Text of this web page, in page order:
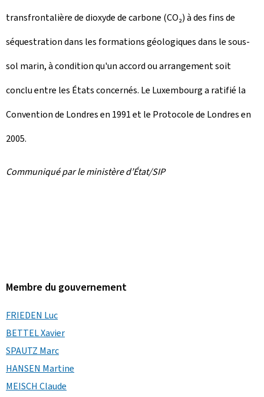
transfrontalière de dioxyde de carbone (CO₂) à des fins de
séquestration dans les formations géologiques dans le sous-
sol marin, à condition qu'un accord ou arrangement soit
conclu entre les États concernés. Le Luxembourg a ratifié la
Convention de Londres en 1991 et le Protocole de Londres en
2005.
Communiqué par le ministère d’État/SIP
Membre du gouvernement
FRIEDEN Luc
BETTEL Xavier
SPAUTZ Marc
HANSEN Martine
MEISCH Claude